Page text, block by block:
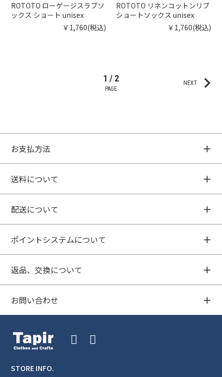
ROTOTO ローゲージスラブソ
ックス ショート unisex
￥1,760(税込)
ROTOTO リネンコットンリブ
ショートソックス unisex
￥1,760(税込)
1 / 2
PAGE
NEXT keyboard_arrow_right
お支払方法
送料について
配送について
ポイントシステムについて
返品、交換について
お問い合わせ
STORE INFO.